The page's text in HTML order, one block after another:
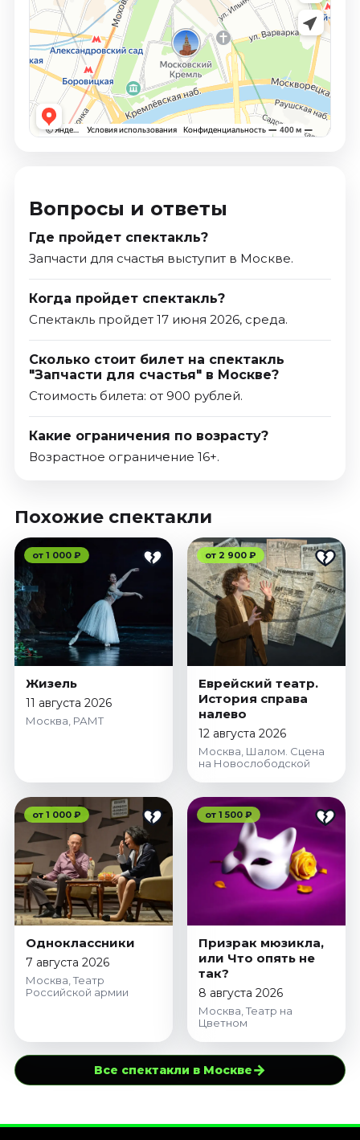
Вопросы и ответы
Где пройдет спектакль?
Запчасти для счастья выступит в Москве.
Когда пройдет спектакль?
Спектакль пройдет 17 июня 2026, среда.
Сколько стоит билет на спектакль
"Запчасти для счастья" в Москве?
Стоимость билета: от 900 рублей.
Какие ограничения по возрасту?
Возрастное ограничение 16+.
Похожие спектакли
от 1 000 ₽
Жизель
11 августа 2026
Москва, РАМТ
от 2 900 ₽
Еврейский театр.
История справа
налево
12 августа 2026
Москва, Шалом. Сцена
на Новослободской
от 1 000 ₽
Одноклассники
7 августа 2026
Москва, Театр
Российской армии
от 1 500 ₽
Призрак мюзикла,
или Что опять не
так?
8 августа 2026
Москва, Театр на
Цветном
Все спектакли в Москве→